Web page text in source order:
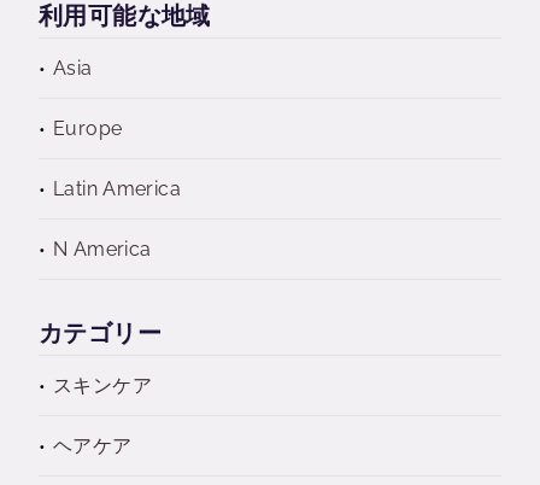
利用可能な地域
Asia
Europe
Latin America
N America
カテゴリー
スキンケア
ヘアケア